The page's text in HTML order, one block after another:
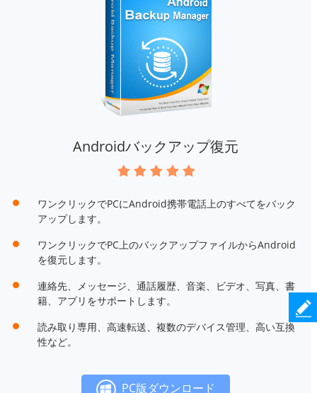
Androidバックアップ復元
ワンクリックでPCにAndroid携帯電話上のすべてをバック
アップします。
ワンクリックでPC上のバックアップファイルからAndroid
を復元します。
連絡先、メッセージ、通話履歴、音楽、ビデオ、写真、書
籍、アプリをサポートします。
読み取り専用、高速転送、複数のデバイス管理、高い互換
性など。
PC版ダウンロード